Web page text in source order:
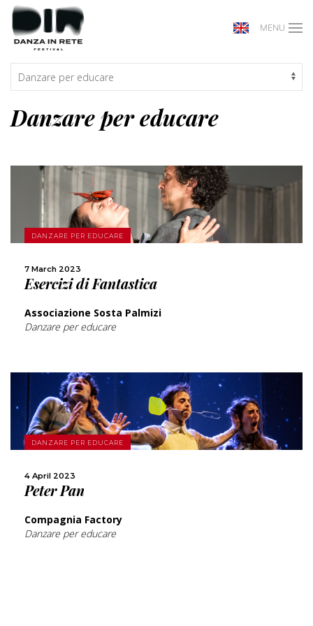
MENU
Danzare per educare
DANZARE PER EDUCARE
7 March 2023
Esercizi di Fantastica
Associazione Sosta Palmizi
Danzare per educare
MORE
DANZARE PER EDUCARE
4 April 2023
Peter Pan
Compagnia Factory
Danzare per educare
MORE